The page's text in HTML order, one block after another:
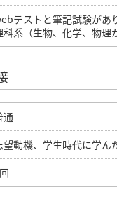
テストと筆記試験があ
科系（生物、化学、物理
通
望動機、学生時代に学ん